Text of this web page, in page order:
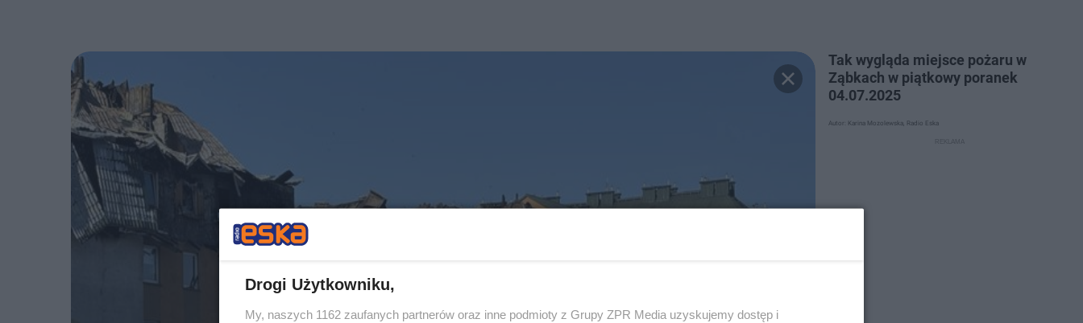
Tak wygląda miejsce pożaru w
Ząbkach w piątkowy poranek
04.07.2025
Autor: Karina Mozolewska, Radio Eska
Drogi Użytkowniku,
My, naszych 1162 zaufanych partnerów oraz inne podmioty z Grupy ZPR Media uzyskujemy dostęp i